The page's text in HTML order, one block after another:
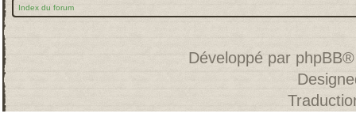
Index du forum
Développé par phpBB®